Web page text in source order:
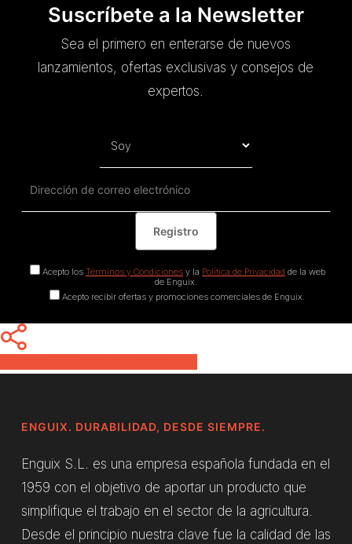
Suscríbete a la Newsletter
Sea el primero en enterarse de nuevos
lanzamientos, ofertas exclusivas y consejos de
expertos.
Acepto los Términos y Condicionesy la Política de Privacidad de la web
de Enguix.
Acepto recibir ofertas y promociones comerciales de Enguix.
ENGUIX. DURABILIDAD, DESDE SIEMPRE.
Enguix S.L. es una empresa española fundada en el
1959 con el objetivo de aportar un producto que
simplifique el trabajo en el sector de la agricultura.
Desde el principio nuestra clave fue la calidad de las